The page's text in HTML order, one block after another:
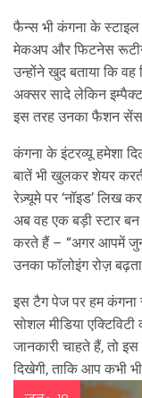
फैन्स भी कंगना के
मेकअप और फिटनेस रूटीन
उन्होंने खुद बताया कि
अक्सर सादे लेकिन
इस तरह उनका फैशन सेंस
कंगना के इंटरव्यू हमेशा
बातें भी खुलकर शेयर
रेज़्यूमे पर ‘नॉइड’ लिख
अब वह एक बड़ी स्टार
करते हैं – “अगर आपमें
उनका फॉलोइंग रोज़
इस टैग पेज पर हम कंगना
सोशल मीडिया
जानकारी चाहते हैं, तो
दिखेगी, ताकि आप कभी